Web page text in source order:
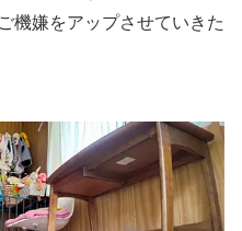
機嫌をアップさせていきた